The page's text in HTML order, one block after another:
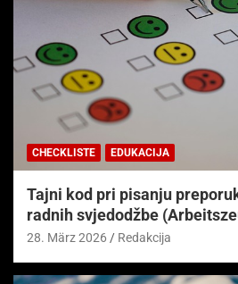
CHECKLISTE EDUKACIJA
Tajni kod pri pisanju
radnih svjedodžbe
28. März 2026 Redakcija